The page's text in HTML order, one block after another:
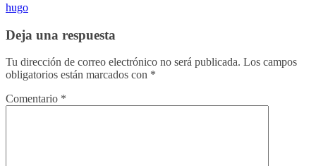
hugo
Deja una respuesta
Tu dirección de correo electrónico no será publicada. Los campos
obligatorios están marcados con *
Comentario *